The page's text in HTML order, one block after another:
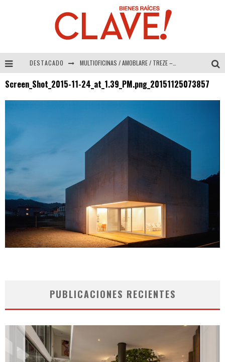
DESTACADO MULTIOFICINAS / AMOBLARE / TREZE – Especial Interiorismo & Decoración 2026
Abad Vergara Arquitectos – Especial Interiorismo & Decoración 2026
COLINEAL – Especial Interiorismo & Decoración 2026
Screen_Shot_2015-11-24_at_1.39_PM.png_20151125073857
PUBLICACIONES RECIENTES